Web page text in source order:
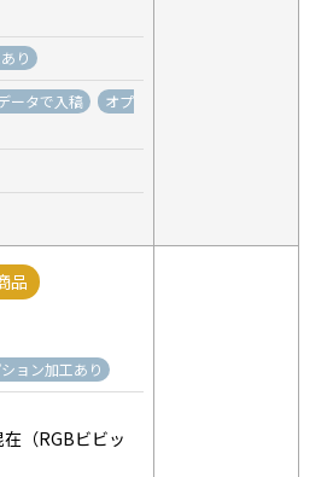
り
ータで入稿
オプ
品
ョン加工あり
（RGBビビッ